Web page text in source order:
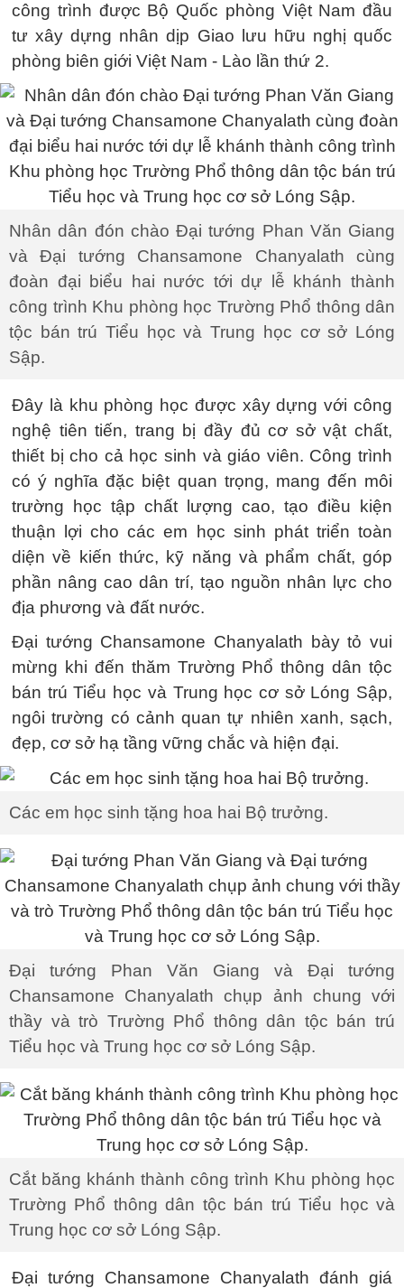
công trình được Bộ Quốc phòng Việt Nam đầu
tư xây dựng nhân dịp Giao lưu hữu nghị quốc
phòng biên giới Việt Nam - Lào lần thứ 2.
Nhân dân đón chào Đại tướng Phan Văn Giang
và Đại tướng Chansamone Chanyalath cùng
đoàn đại biểu hai nước tới dự lễ khánh thành
công trình Khu phòng học Trường Phổ thông dân
tộc bán trú Tiểu học và Trung học cơ sở Lóng
Sập.
Đây là khu phòng học được xây dựng với công
nghệ tiên tiến, trang bị đầy đủ cơ sở vật chất,
thiết bị cho cả học sinh và giáo viên. Công trình
có ý nghĩa đặc biệt quan trọng, mang đến môi
trường học tập chất lượng cao, tạo điều kiện
thuận lợi cho các em học sinh phát triển toàn
diện về kiến thức, kỹ năng và phẩm chất, góp
phần nâng cao dân trí, tạo nguồn nhân lực cho
địa phương và đất nước.
Đại tướng Chansamone Chanyalath bày tỏ vui
mừng khi đến thăm Trường Phổ thông dân tộc
bán trú Tiểu học và Trung học cơ sở Lóng Sập,
ngôi trường có cảnh quan tự nhiên xanh, sạch,
đẹp, cơ sở hạ tầng vững chắc và hiện đại.
Các em học sinh tặng hoa hai Bộ trưởng.
Đại tướng Phan Văn Giang và Đại tướng
Chansamone Chanyalath chụp ảnh chung với
thầy và trò Trường Phổ thông dân tộc bán trú
Tiểu học và Trung học cơ sở Lóng Sập.
Cắt băng khánh thành công trình Khu phòng học
Trường Phổ thông dân tộc bán trú Tiểu học và
Trung học cơ sở Lóng Sập.
Đại tướng Chansamone Chanyalath đánh giá